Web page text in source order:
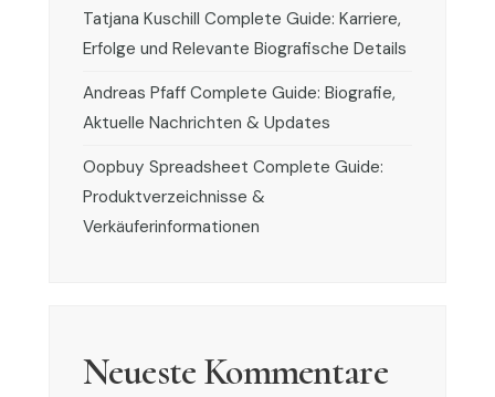
Tatjana Kuschill Complete Guide: Karriere,
Erfolge und Relevante Biografische Details
Andreas Pfaff Complete Guide: Biografie,
Aktuelle Nachrichten & Updates
Oopbuy Spreadsheet Complete Guide:
Produktverzeichnisse &
Verkäuferinformationen
Neueste Kommentare